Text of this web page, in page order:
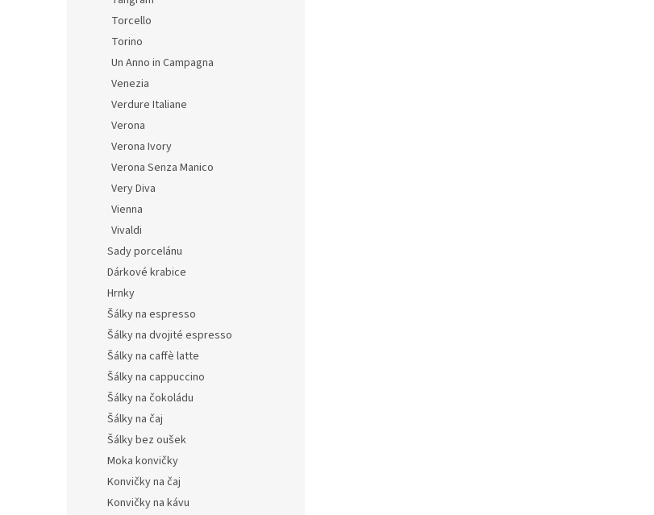
Torcello
Torino
Un Anno in Campagna
Venezia
Verdure Italiane
Verona
Verona Ivory
Verona Senza Manico
Very Diva
Vienna
Vivaldi
Sady porcelánu
Dárkové krabice
Hrnky
Šálky na espresso
Šálky na dvojité espresso
Šálky na caffè latte
Šálky na cappuccino
Šálky na čokoládu
Šálky na čaj
Šálky bez oušek
Moka konvičky
Konvičky na čaj
Konvičky na kávu